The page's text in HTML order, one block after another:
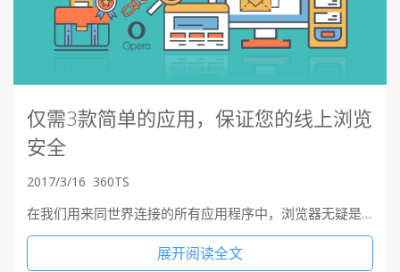
仅需3款简单的应用，保证您的线上浏览
安全
2017/3/16 360TS
在我们用来同世界连接的所有应用程序中，浏览器无疑是…
展开阅读全文